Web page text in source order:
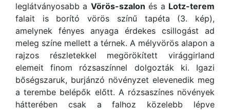
leglátványosabb a Vörös-szalon és a Lotz-terem
falait is borító vörös színű tapéta (3. kép),
amelynek fényes anyaga érdekes csillogást ad
meleg színe mellett a térnek. A mélyvörös alapon a
rajzos részletekkel megörökített virággirland
elemeit finom rózsaszínnel dolgozták ki. Igazi
bőségszaruk, burjánzó növényzet elevenedik meg
a terembe belépők előtt. A rózsaszínes növények
hátterében csak a falhoz közelebb lépve